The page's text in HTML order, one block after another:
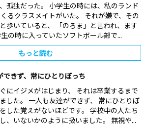
孤独だった。 小学生の時には、私のランド
るクラスメイトがいた。 それが嫌で、その
歩いていると、 「のろま」と言われ、ます
の時に入っていたソフトボール部で...
もっと読む
きず、常にひとりぼっち
にイジメがはじまり、 それは卒業するまで
した。 一人も友達ができず、 常にひとりぼ
した覚えがないほどです。 学校中の人たち
、いないかのように扱いました。 無視や...